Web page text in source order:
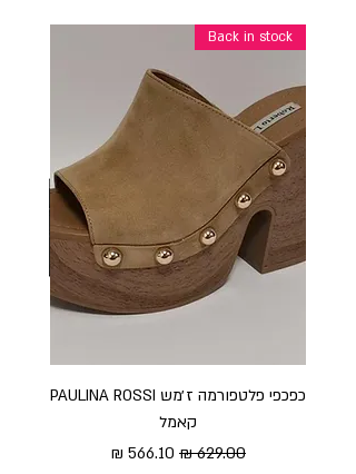
Back in stock
כפכפי פלטפורמה ז׳מש PAULINA ROSSI
קאמל
מחיר רגיל מחיר מבצע